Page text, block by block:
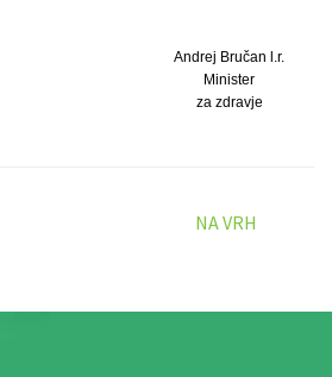
Andrej Bručan l.r.
Minister
za zdravje
NA VRH